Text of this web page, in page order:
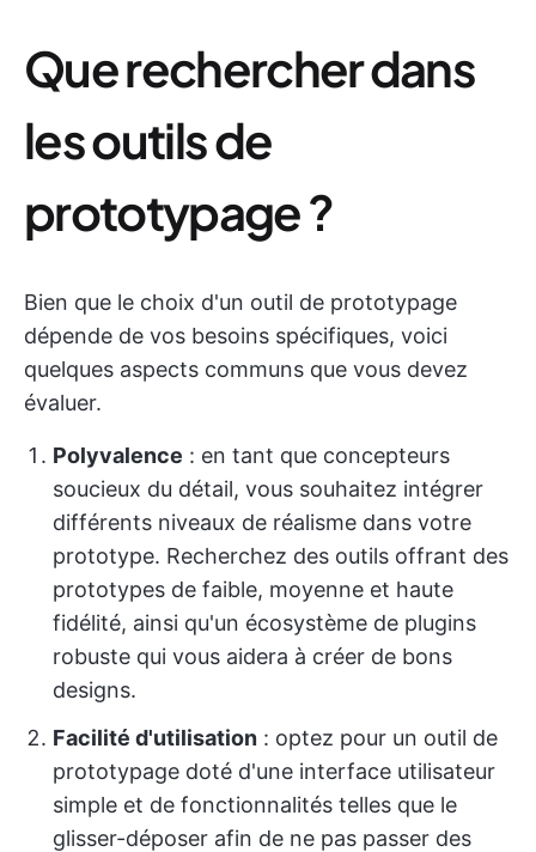
Que rechercher dans
les outils de
prototypage ?
Bien que le choix d'un outil de prototypage
dépende de vos besoins spécifiques, voici
quelques aspects communs que vous devez
évaluer.
Polyvalence : en tant que concepteurs
soucieux du détail, vous souhaitez intégrer
différents niveaux de réalisme dans votre
prototype. Recherchez des outils offrant des
prototypes de faible, moyenne et haute
fidélité, ainsi qu'un écosystème de plugins
robuste qui vous aidera à créer de bons
designs.
Facilité d'utilisation : optez pour un outil de
prototypage doté d'une interface utilisateur
simple et de fonctionnalités telles que le
glisser-déposer afin de ne pas passer des